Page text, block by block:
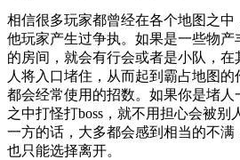
相信很多玩家都曾经在各个地图之
他玩家产生过争执。如果是一些物产
的房间，就会有行会或者是小队，在
人将入口堵住，从而起到霸占地图
都会经常使用的招数。如果你是堵人
之中打怪打boss，就不用担心会被别
一方的话，大多都会感到相当的不满
也只能选择离开。